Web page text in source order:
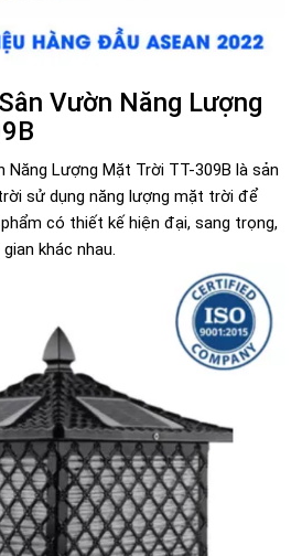
Vườn Năng Lượng
Năng Lượng Mặt Trời TT-309B là sản
sử dụng năng lượng mặt trời để
có thiết kế hiện đại, sang trọng,
khác nhau.